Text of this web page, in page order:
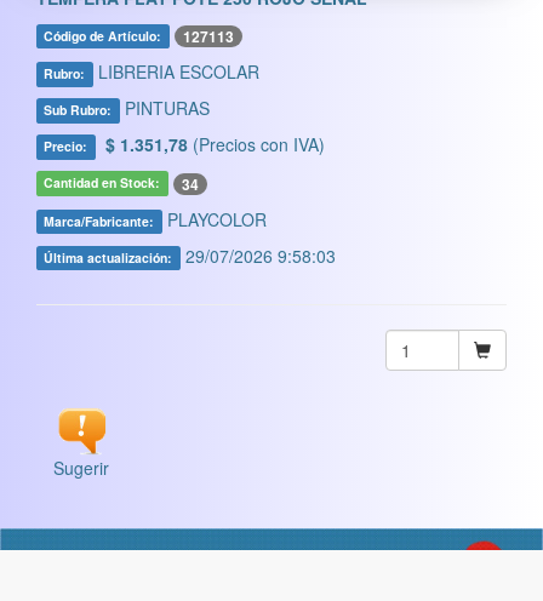
Código de Artículo: 127113
Rubro: LIBRERIA ESCOLAR
Sub Rubro: PINTURAS
Precio: $ 1.351,78 (Precios con IVA)
Cantidad en Stock: 34
Marca/Fabricante: PLAYCOLOR
Última actualización: 29/07/2026 9:58:03
Sugerir